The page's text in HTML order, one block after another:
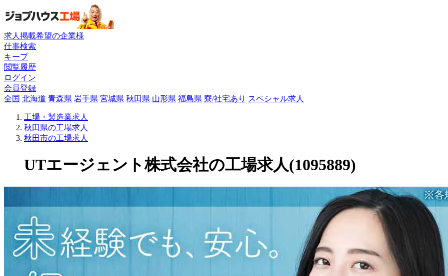
求人掲載希望の企業様
仕事検索
キープ
閲覧履歴
ログイン
会員登録
全国 北海道 青森県 岩手県 宮城県 秋田県 山形県 福島県 寮/社宅あり スペシャル求人
工場・製造業求人
秋田県の工場求人
秋田市の工場求人
UTエージェント株式会社の工場求人(1095889)